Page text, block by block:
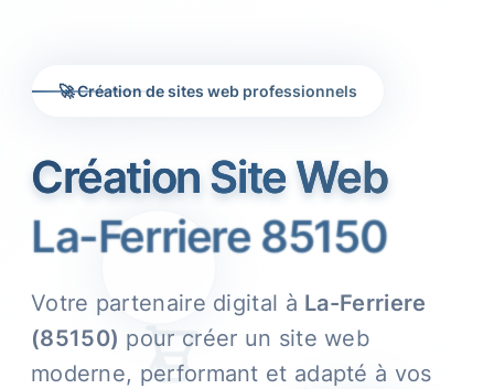
🚀 Création de sites web professionnels
Création Site Web
La-Ferriere 85150
Votre partenaire digital à La-Ferriere
(85150) pour créer un site web
moderne, performant et adapté à vos